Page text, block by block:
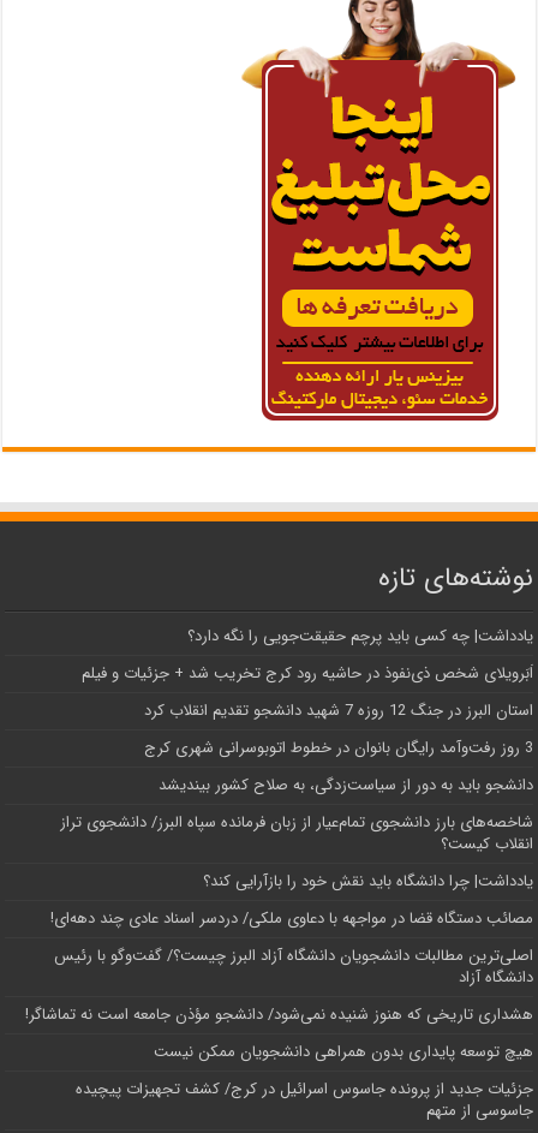
نوشته‌های تازه
یادداشت| ‌چه کسی باید پرچم حقیقت‌جویی را نگه دارد؟
اَبَر‌ویلای شخص ذی‌نفوذ در حاشیه‌ رود کرج تخریب شد + جزئیات و فیلم
استان البرز در جنگ 12 روزه 7 شهید دانشجو تقدیم انقلاب کرد
3 روز رفت‌وآمد رایگان بانوان در خطوط اتوبوسرانی شهری کرج
دانشجو باید به دور از سیاست‌زدگی، به صلاح کشور بیندیشد
شاخصه‌های بارز دانشجوی تمام‌عیار از زبان فرمانده سپاه البرز/ دانشجوی تراز
انقلاب کیست؟
یادداشت| چرا دانشگاه باید نقش خود را بازآرایی کند؟
مصائب دستگاه قضا در مواجهه با دعاوی ملکی/ دردسر اسناد عادی چند‌ دهه‌ای!
اصلی‌ترین مطالبات دانشجویان دانشگاه آزاد البرز چیست؟/ گفت‌وگو با رئیس
دانشگاه آز‌اد
هشداری تاریخی که هنوز شنیده نمی‌شود/ دانشجو مؤذن جامعه است نه تماشاگر!
هیچ توسعه پایداری بدون همراهی دانشجویان ممکن نیست
جزئیات جدید از پرونده جاسوس اسرائیل در کرج/‌ کشف تجهیزات پیچیده
جاسوسی از متهم